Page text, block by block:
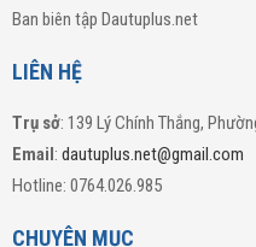
Ban biên tập Dautuplus.net
LIÊN HỆ
Trụ sở: 139 Lý Chính Thắng,
Email: dautuplus.net@gmail.com
Hotline: 0764.026.985
CHUYÊN MỤC